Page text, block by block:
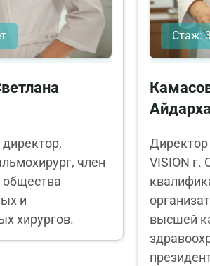
член
общества
и
хирургов.
Стаж:
Директор
VISION
высшей